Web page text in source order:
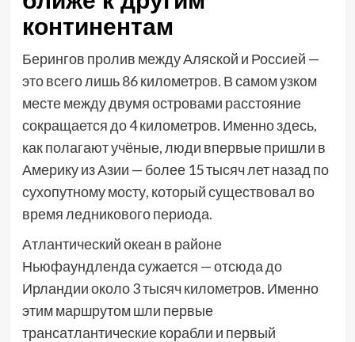
континентам
Берингов пролив между Аляской и Россией —
это всего лишь 86 километров. В самом узком
месте между двумя островами расстояние
сокращается до 4 километров. Именно здесь,
как полагают учёные, люди впервые пришли в
Америку из Азии — более 15 тысяч лет назад по
сухопутному мосту, который существовал во
время ледникового периода.
Атлантический океан в районе
Ньюфаундленда сужается — отсюда до
Ирландии около 3 тысяч километров. Именно
этим маршрутом шли первые
трансатлантические корабли и первый